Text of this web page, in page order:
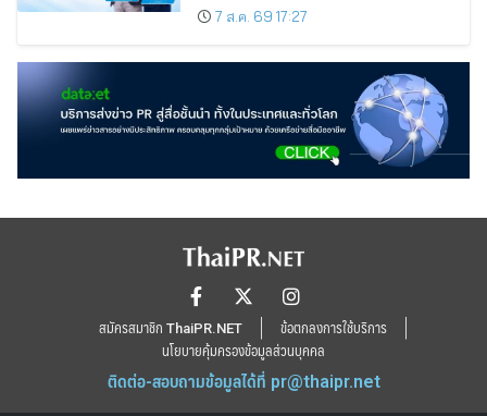
7 ส.ค. 69 17:27
สมัครสมาชิก ThaiPR.NET
ข้อตกลงการใช้บริการ
นโยบายคุ้มครองข้อมูลส่วนบุคคล
ติดต่อ-สอบถามข้อมูลได้ที่ pr@thaipr.net